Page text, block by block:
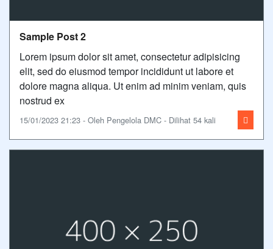
Sample Post 2
Lorem ipsum dolor sit amet, consectetur adipisicing
elit, sed do eiusmod tempor incididunt ut labore et
dolore magna aliqua. Ut enim ad minim veniam, quis
nostrud ex
15/01/2023 21:23 - Oleh Pengelola DMC - Dilihat 54 kali